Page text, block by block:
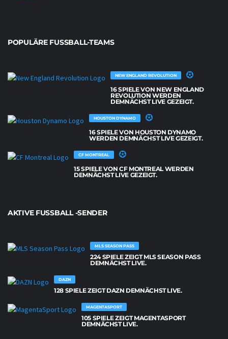
POPULÄRE FUSSBALL-TEAMS
NEW ENGLAND REVOLUTION
16 SPIELE VON NEW ENGLAND
REVOLUTION WERDEN
DEMNÄCHST LIVE GEZEIGT.
HOUSTON DYNAMO
16 SPIELE VON HOUSTON DYNAMO
WERDEN DEMNÄCHST LIVE GEZEIGT.
CF MONTREAL
15 SPIELE VON CF MONTREAL WERDEN
DEMNÄCHST LIVE GEZEIGT.
AKTIVE FUSSBALL -SENDER
MLS SEASON PASS
224 SPIELE ZEIGT MLS SEASON PASS
DEMNÄCHST LIVE.
DAZN
128 SPIELE ZEIGT DAZN DEMNÄCHST LIVE.
MAGENTASPORT
105 SPIELE ZEIGT MAGENTASPORT
DEMNÄCHST LIVE.